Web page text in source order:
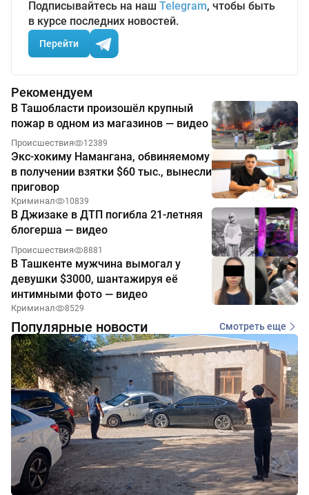
Подписывайтесь на наш Telegram, чтобы быть
в курсе последних новостей.
Перейти
Рекомендуем
В Ташобласти произошёл крупный
пожар в одном из магазинов — видео
Происшествия 12389
Экс-хокиму Намангана, обвиняемому
в получении взятки $60 тыс., вынесли
приговор
Криминал 10839
В Джизаке в ДТП погибла 21-летняя
блогерша — видео
Происшествия 8881
В Ташкенте мужчина вымогал у
девушки $3000, шантажируя её
интимными фото — видео
Криминал 8529
Популярные новости Смотреть еще